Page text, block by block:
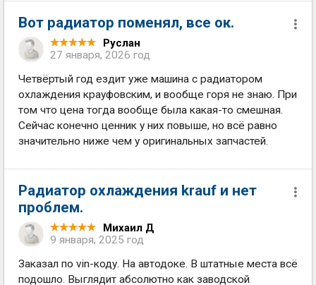
Вот радиатор поменял, все ок.
Руслан
27 января, 2026 год
Четвёртый год ездит уже машина с радиатором
охлаждения крауфовским, и вообще горя не знаю. При
том что цена тогда вообще была какая-то смешная.
Сейчас конечно ценник у них повыше, но всё равно
значительно ниже чем у оригинальных запчастей.
Радиатор охлаждения krauf и нет
проблем.
Михаил Д
9 января, 2025 год
Заказал по vin-коду. На автодоке. В штатные места всё
подошло. Выглядит абсолютно как заводской